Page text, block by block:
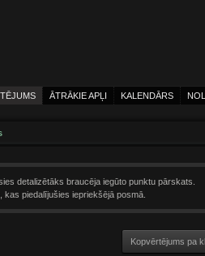
ĀTRĀKIE APĻI KALENDĀRS
detalizētāks braucēja iegūto punktu pārskats.
piedalījušies iepriekšējā posmā.
Kopvērtējums pa